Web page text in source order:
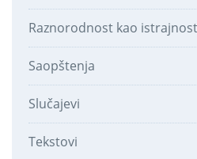
Raznorodnost kao istrajnost
Saopštenja
Slučajevi
Tekstovi